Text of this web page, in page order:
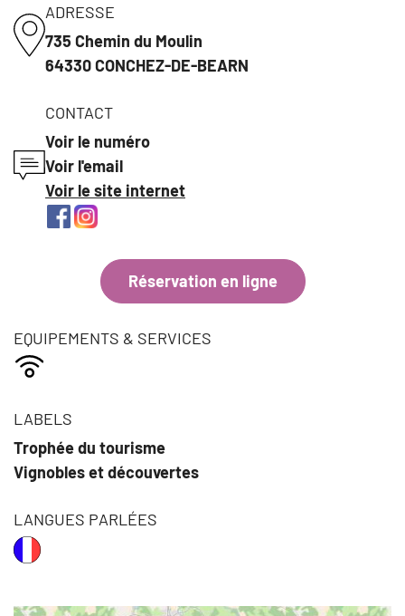
ADRESSE
735 Chemin du Moulin
64330 CONCHEZ-DE-BEARN
CONTACT
Voir le numéro
Voir l'email
Voir le site internet
Réservation en ligne
EQUIPEMENTS & SERVICES
LABELS
Trophée du tourisme
Vignobles et découvertes
LANGUES PARLÉES